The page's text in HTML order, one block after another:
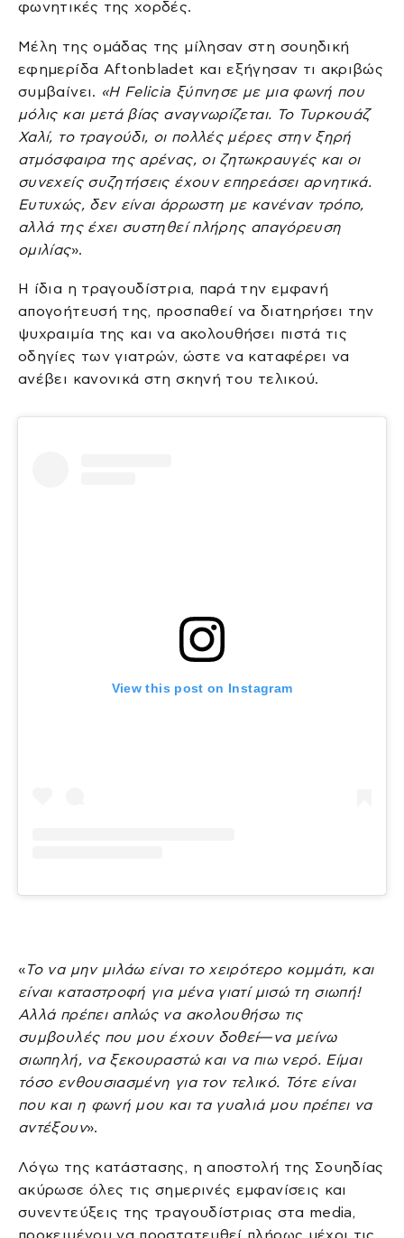
φωνητικές της χορδές.
Μέλη της ομάδας της μίλησαν στη σουηδική
εφημερίδα Aftonbladet και εξήγησαν τι ακριβώς
συμβαίνει. «Η Felicia ξύπνησε με μια φωνή που
μόλις και μετά βίας αναγνωρίζεται. Το Τυρκουάζ
Χαλί, το τραγούδι, οι πολλές μέρες στην ξηρή
ατμόσφαιρα της αρένας, οι ζητωκραυγές και οι
συνεχείς συζητήσεις έχουν επηρεάσει αρνητικά.
Ευτυχώς, δεν είναι άρρωστη με κανέναν τρόπο,
αλλά της έχει συστηθεί πλήρης απαγόρευση
ομιλίας».
Η ίδια η τραγουδίστρια, παρά την εμφανή
απογοήτευσή της, προσπαθεί να διατηρήσει την
ψυχραιμία της και να ακολουθήσει πιστά τις
οδηγίες των γιατρών, ώστε να καταφέρει να
ανέβει κανονικά στη σκηνή του τελικού.
View this post on Instagram
«Το να μην μιλάω είναι το χειρότερο κομμάτι, και
είναι καταστροφή για μένα γιατί μισώ τη σιωπή!
Αλλά πρέπει απλώς να ακολουθήσω τις
συμβουλές που μου έχουν δοθεί—να μείνω
σιωπηλή, να ξεκουραστώ και να πιω νερό. Είμαι
τόσο ενθουσιασμένη για τον τελικό. Τότε είναι
που και η φωνή μου και τα γυαλιά μου πρέπει να
αντέξουν».
Λόγω της κατάστασης, η αποστολή της Σουηδίας
ακύρωσε όλες τις σημερινές εμφανίσεις και
συνεντεύξεις της τραγουδίστριας στα media,
προκειμένου να προστατευθεί πλήρως μέχρι τις